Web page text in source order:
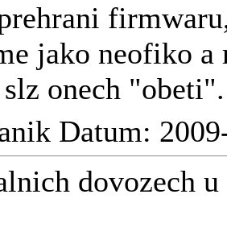
jako neofiko
onech "obeti".
Datum:
dovozech u